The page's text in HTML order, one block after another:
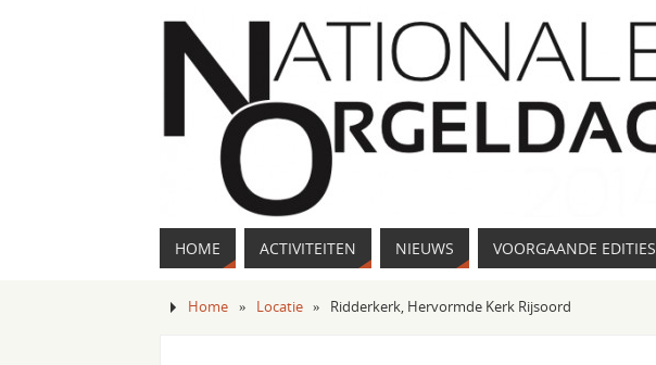
HOME ACTIVITEITEN NIEUWS VOORGAANDE EDITIES
Home » Locatie » Ridderkerk, Hervormde Kerk Rijsoord